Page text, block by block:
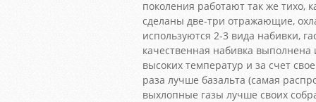
поколения работают так же тихо,
сделаны две-три отражающие,
используются 2-3 вида набивки,
качественная набивка
высоких температур и за счет
раза лучше базальта (самая
выхлопные газы лучше своих